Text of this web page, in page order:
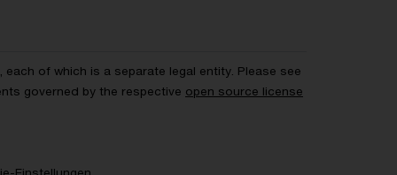
of which is a separate legal entity. Please see
governed by the respective open source license
Einstellungen